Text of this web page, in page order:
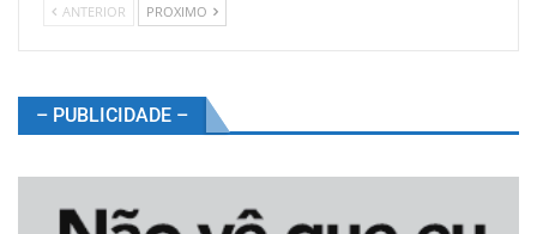
ANTERIOR PROXIMO
– PUBLICIDADE –